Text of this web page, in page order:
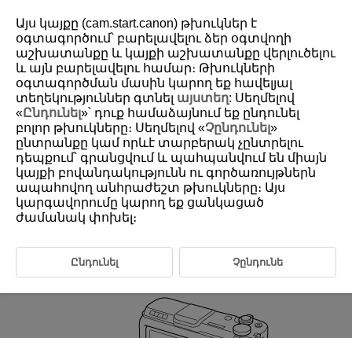
D412-010
Attaching an External Microphone
Horizontal Shooting
Vertical Shooting
Use the microphone bracket when attaching an external microphone.
Attach the camera as shown ( ).
Այս կայքը (cam.start.canon) թխուկներ է
օգտագործում՝ բարելավելու ձեր օգտվողի
աշխատանքը և կայքի աշխատանքը վերլուծելու
և այն բարելավելու համար։ Թխուկների
օգտագործման մասին կարող եք հավելյալ
տեղեկություններ գտնել այստեղ: Սեղմելով
«Ընդունել»՝ դուք համաձայնում եք ընդունել
բոլոր թխուկները։ Սեղմելով «Չընդունել»
ընտրանքը կամ որևէ տարբերակ չընտրելու
դեպքում՝ գրանցվում և պահպանվում են միայն
կայքի բովանդակությունն ու գործառույթներն
ապահովող անհրաժեշտ թխուկները։ Այս
կարգավորումը կարող եք ցանկացած
ժամանակ փոխել։
Ընդունել Չընդունե